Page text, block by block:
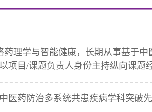
理学与智能健康，长期从事基于
项目/课题负责人身份主持纵向课题
医药防治多系统共患疾病学科突破